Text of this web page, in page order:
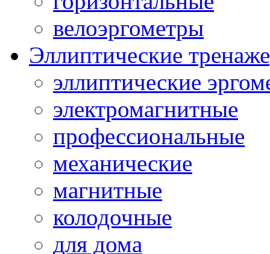
велоэргометры
Эллиптические
эллиптические
электромагнитные
профессиональные
механические
магнитные
колодочные
для дома